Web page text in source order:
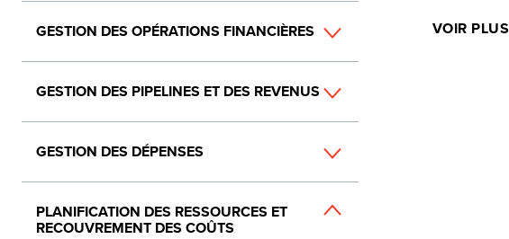
GESTION DES OPÉRATIONS FINANCIÈRES
GESTION DES PIPELINES ET DES REVENUS
GESTION DES DÉPENSES
PLANIFICATION DES RESSOURCES ET
RECOUVREMENT DES COÛTS
VOIR PLUS